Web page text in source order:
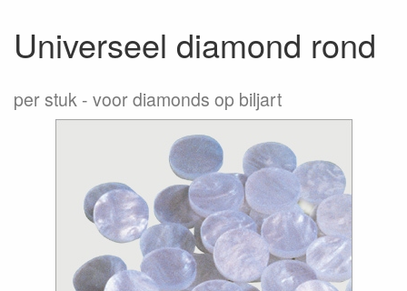
Universeel diamond rond
per stuk voor diamonds op biljart